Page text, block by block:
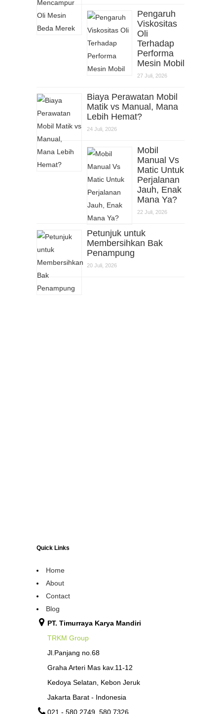
Pengaruh
Viskositas
Oli
Terhadap
Performa
Mesin Mobil
27 Juli, 2026
Biaya Perawatan Mobil
Matik vs Manual, Mana
Lebih Hemat?
24 Juli, 2026
Mobil
Manual Vs
Matic Untuk
Perjalanan
Jauh, Enak
Mana Ya?
22 Juli, 2026
Petunjuk untuk
Membersihkan Bak
Penampung
20 Juli, 2026
Quick Links
Home
About
Contact
Blog
PT. Timurraya Karya Mandiri
TRKM Group
Jl.Panjang no.68
Graha Arteri Mas kav.11-12
Kedoya Selatan, Kebon Jeruk
Jakarta Barat - Indonesia
021 - 580 2749, 580 7326